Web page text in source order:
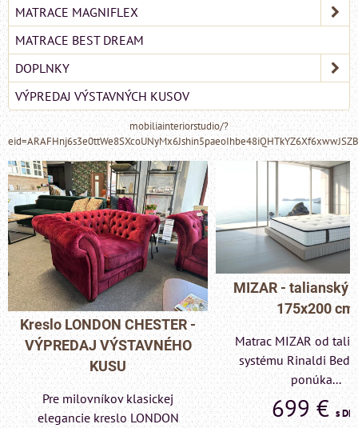
MATRACE MAGNIFLEX
MATRACE BEST DREAM
DOPLNKY
VÝPREDAJ VÝSTAVNÝCH KUSOV
mobiliainteriorstudio/?
Kreslo LONDON CHESTER -
VÝPREDAJ VÝSTAVNÉHO
KUSU
Pre milovníkov klasickej
elegancie kreslo LONDON
MIZAR - talianský
175x200 cm
Matrac MIZAR od
systému Rinaldi Bed
ponúka...
699 €s